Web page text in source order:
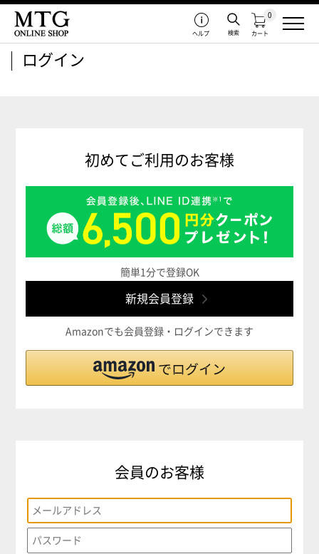
カート
0
検索
ヘルプ
ログイン
初めてご利用のお客様
簡単1分で登録OK
Amazonでも会員登録・ログインできます
会員のお客様